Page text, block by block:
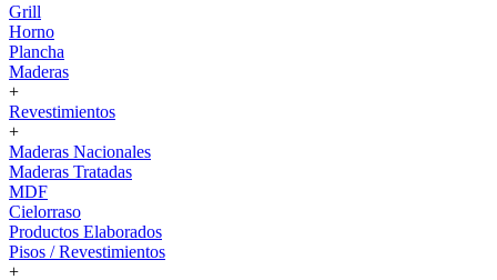
Grill
Horno
Plancha
Maderas
+
Revestimientos
+
Maderas Nacionales
Maderas Tratadas
MDF
Cielorraso
Productos Elaborados
Pisos / Revestimientos
+